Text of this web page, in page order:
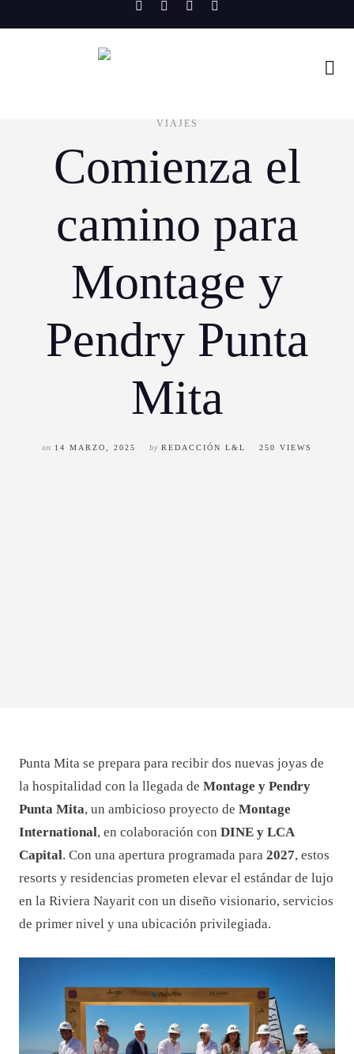
to
VIAJES
Comienza el
camino para
Montage y
Pendry Punta
Mita
on 14 MARZO, 2025 by REDACCIÓN L&L 250 VIEWS
Punta Mita se prepara para recibir dos nuevas joyas de
la hospitalidad con la llegada de Montage y Pendry
Punta Mita, un ambicioso proyecto de Montage
International, en colaboración con DINE y LCA
Capital. Con una apertura programada para 2027, estos
resorts y residencias prometen elevar el estándar de lujo
en la Riviera Nayarit con un diseño visionario, servicios
de primer nivel y una ubicación privilegiada.